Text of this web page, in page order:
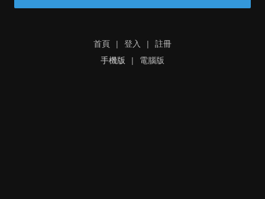
首頁 | 登入 |
註冊
手機版
| 電腦版